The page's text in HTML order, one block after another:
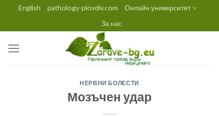
content
English pathology-plovdiv.com
Онлайн университет
За нас
НЕРВНИ БОЛЕСТИ
Мозъчен удар